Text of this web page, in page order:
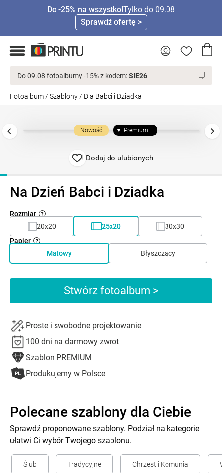
Do -25% na wszystko!Tylko do 09.08
Sprawdź ofertę >
Do 09.08 fotoalbumy -15% z kodem:SIE26
Fotoalbum / Szablony / Dla Babci i Dziadka
Nowość Premium
Dodaj do ulubionych
Na Dzień Babci i Dziadka
Rozmiar
20x20
25x20
30x30
Papier
Matowy
Błyszczący
Stwórz fotoalbum >
Proste i swobodne projektowanie
100 dni na darmowy zwrot
Szablon PREMIUM
Produkujemy w Polsce
Polecane szablony dla Ciebie
Sprawdź proponowane szablony. Podział na kategorie
ułatwi Ci wybór Twojego szablonu.
Ślub Tradycyjne Chrzest i Komunia